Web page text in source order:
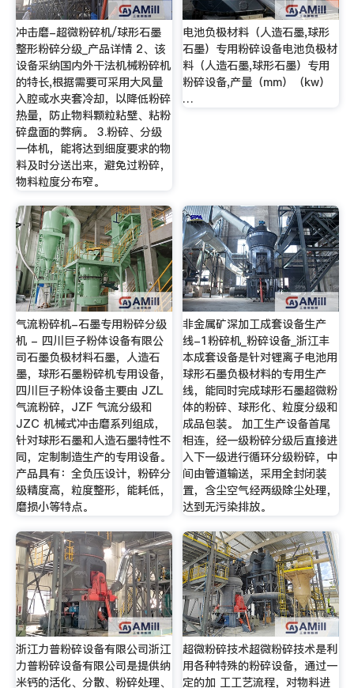
冲击磨-超微粉碎机/球形石墨
整形粉碎分级_产品详情 2、该
设备采纳国内外干法机械粉碎机
的特长,根据需要可采用大风量
入腔或水夹套冷却，以降低粉碎
热量，防止物料颗粒粘壁、粘粉
碎盘面的弊病。 3.粉碎、分级
一体机，能将达到细度要求的物
料及时分送出来，避免过粉碎，
物料粒度分布窄。
电池负极材料（人造石墨,球形
石墨）专用粉碎设备电池负极材
料（人造石墨,球形石墨）专用
粉碎设备,产量（mm）（kw）
…
气流粉碎机-石墨专用粉碎分级
机 - 四川巨子粉体设备有限公
司石墨负极材料石墨，人造石
墨，球形石墨粉碎机专用设备，
四川巨子粉体设备主要由 JZL
气流粉碎，JZF 气流分级和
JZC 机械式冲击磨系列组成，
针对球形石墨和人造石墨特性不
同，定制制造生产的专用设备。
产品具有：全负压设计，粉碎分
级精度高，粒度整形，能耗低，
磨损小等特点。
非金属矿深加工成套设备生产
线-1粉碎机_粉碎设备_浙江丰
本成套设备是针对锂离子电池用
球形石墨负极材料的专用生产
线，能同时完成球形石墨超微粉
体的粉碎、球形化、粒度分级和
成品包装。 加工生产设备首尾
相连，经一级粉碎分级后直接进
入下一级进行循环分级粉碎，中
间由管道输送，采用全封闭装
置，含尘空气经两级除尘处理，
达到无污染排放。
浙江力普粉碎设备有限公司浙江
力普粉碎设备有限公司是提供纳
米钙的活化、分散、粉碎处理、
超微粉碎技术超微粉碎技术是利
用各种特殊的粉碎设备，通过一
定的加 工工艺流程，对物料进